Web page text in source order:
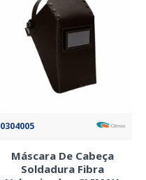
0304005
Máscara De Cabeça
Soldadura Fibra